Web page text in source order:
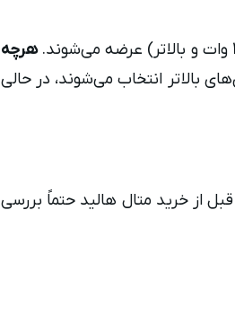
هرچه
بالاتر انتخاب می‌شوند، در حالی
قبل از خرید متال هالید حتماً بررسی